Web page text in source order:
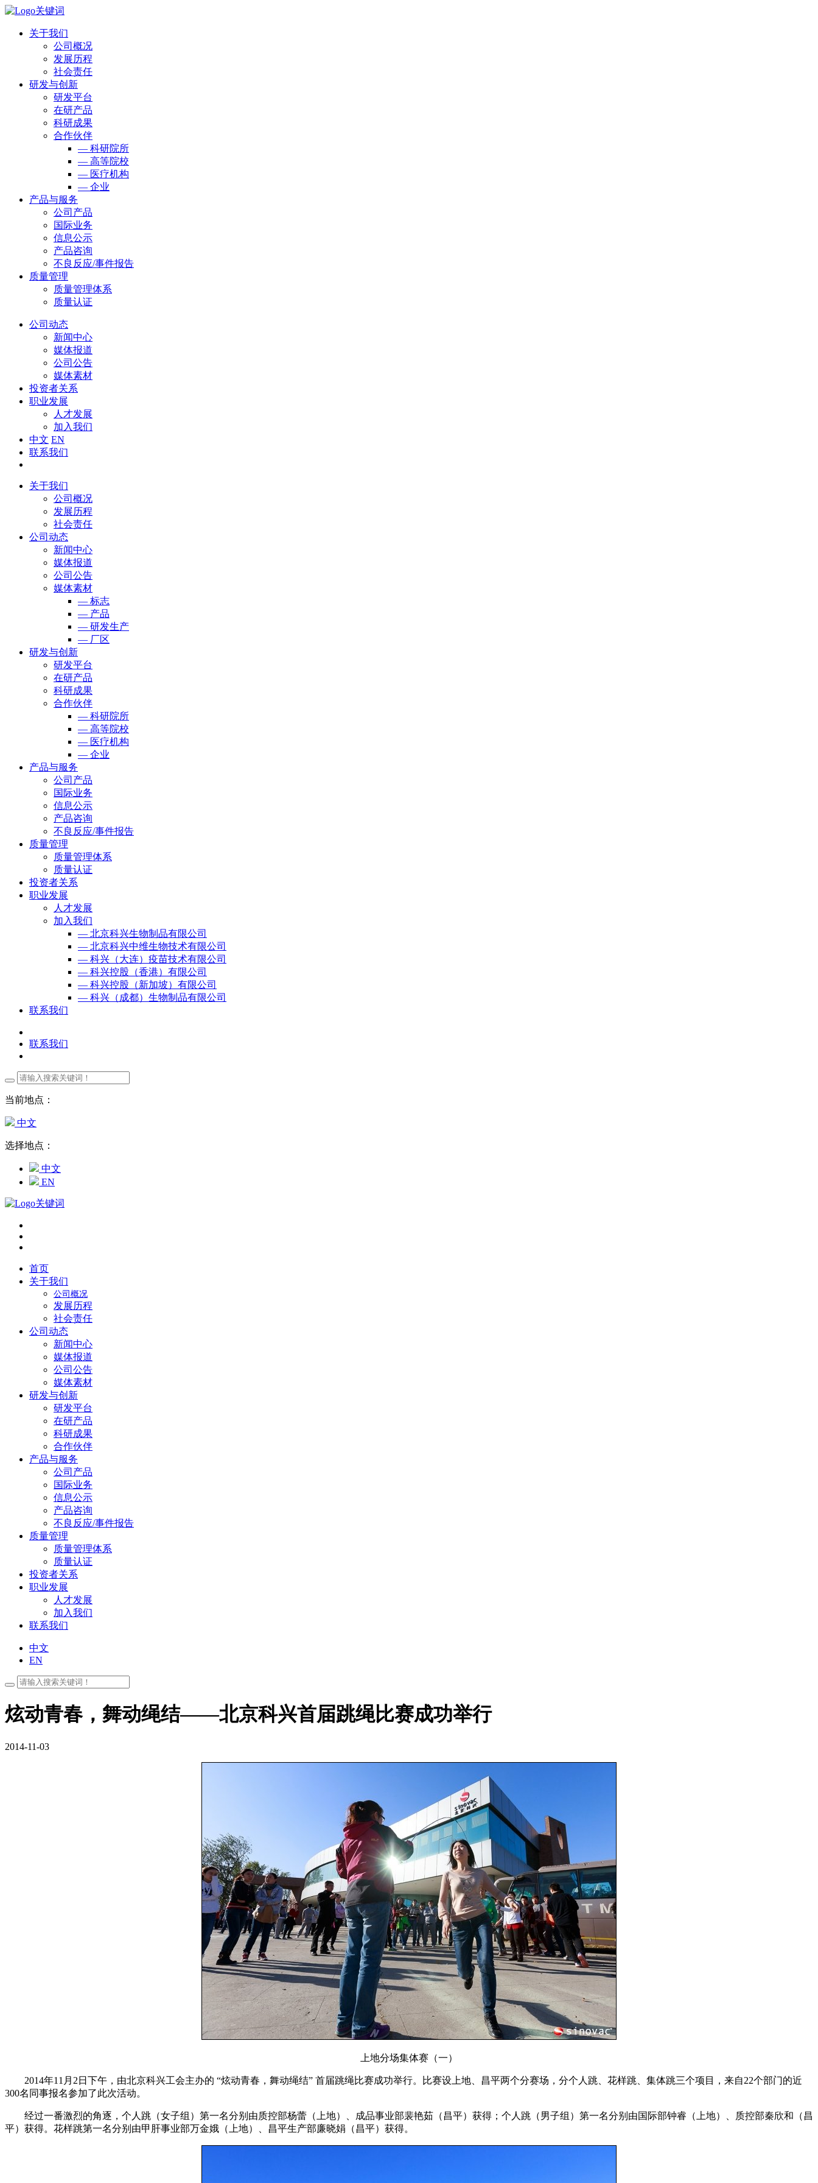
关于我们
公司概况
发展历程
社会责任
研发与创新
研发平台
在研产品
科研成果
合作伙伴
— 科研院所
— 高等院校
— 医疗机构
— 企业
产品与服务
公司产品
国际业务
信息公示
产品咨询
不良反应/事件报告
质量管理
质量管理体系
质量认证
公司动态
新闻中心
媒体报道
公司公告
媒体素材
投资者关系
职业发展
人才发展
加入我们
中文 EN
联系我们
关于我们
公司概况
发展历程
社会责任
公司动态
新闻中心
媒体报道
公司公告
媒体素材
— 标志
— 产品
— 研发生产
— 厂区
研发与创新
研发平台
在研产品
科研成果
合作伙伴
— 科研院所
— 高等院校
— 医疗机构
— 企业
产品与服务
公司产品
国际业务
信息公示
产品咨询
不良反应/事件报告
质量管理
质量管理体系
质量认证
投资者关系
职业发展
人才发展
加入我们
— 北京科兴生物制品有限公司
— 北京科兴中维生物技术有限公司
— 科兴（大连）疫苗技术有限公司
— 科兴控股（香港）有限公司
— 科兴控股（新加坡）有限公司
— 科兴（成都）生物制品有限公司
联系我们
联系我们
当前地点：
中文
选择地点：
中文
EN
首页
关于我们
公司概况
发展历程
社会责任
公司动态
新闻中心
媒体报道
公司公告
媒体素材
研发与创新
研发平台
在研产品
科研成果
合作伙伴
产品与服务
公司产品
国际业务
信息公示
产品咨询
不良反应/事件报告
质量管理
质量管理体系
质量认证
投资者关系
职业发展
人才发展
加入我们
联系我们
中文
EN
炫动青春，舞动绳结——北京科兴首届跳绳比赛成功举行
2014-11-03
上地分场集体赛（一）
2014年11月2日下午，由北京科兴工会主办的 “炫动青春，舞动绳结” 首届跳绳比赛成功举行。比赛设上地、昌平两个分赛场，分个人跳、花样跳、集体跳三个项目，来自22个部门的近
300名同事报名参加了此次活动。
经过一番激烈的角逐，个人跳（女子组）第一名分别由质控部杨蕾（上地）、成品事业部裴艳茹（昌平）获得；个人跳（男子组）第一名分别由国际部钟睿（上地）、质控部秦欣和（昌
平）获得。花样跳第一名分别由甲肝事业部万金娥（上地）、昌平生产部廉晓娟（昌平）获得。